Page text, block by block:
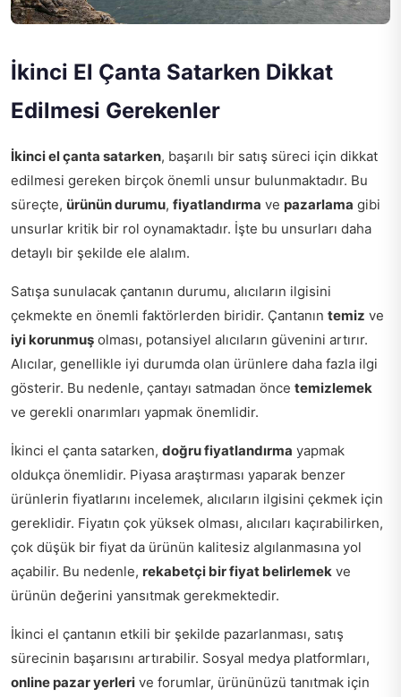
İkinci El Çanta Satarken Dikkat
Edilmesi Gerekenler
İkinci el çanta satarken, başarılı bir satış süreci için dikkat
edilmesi gereken birçok önemli unsur bulunmaktadır. Bu
süreçte, ürünün durumu, fiyatlandırma ve pazarlama gibi
unsurlar kritik bir rol oynamaktadır. İşte bu unsurları daha
detaylı bir şekilde ele alalım.
Satışa sunulacak çantanın durumu, alıcıların ilgisini
çekmekte en önemli faktörlerden biridir. Çantanın temiz ve
iyi korunmuş olması, potansiyel alıcıların güvenini artırır.
Alıcılar, genellikle iyi durumda olan ürünlere daha fazla ilgi
gösterir. Bu nedenle, çantayı satmadan önce temizlemek
ve gerekli onarımları yapmak önemlidir.
İkinci el çanta satarken, doğru fiyatlandırma yapmak
oldukça önemlidir. Piyasa araştırması yaparak benzer
ürünlerin fiyatlarını incelemek, alıcıların ilgisini çekmek için
gereklidir. Fiyatın çok yüksek olması, alıcıları kaçırabilirken,
çok düşük bir fiyat da ürünün kalitesiz algılanmasına yol
açabilir. Bu nedenle, rekabetçi bir fiyat belirlemek ve
ürünün değerini yansıtmak gerekmektedir.
İkinci el çantanın etkili bir şekilde pazarlanması, satış
sürecinin başarısını artırabilir. Sosyal medya platformları,
online pazar yerleri ve forumlar, ürününüzü tanıtmak için